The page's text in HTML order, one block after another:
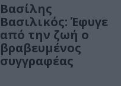
Βασίλης
Βασιλικός: Έφυγε
από την ζωή ο
βραβευμένος
συγγραφέας